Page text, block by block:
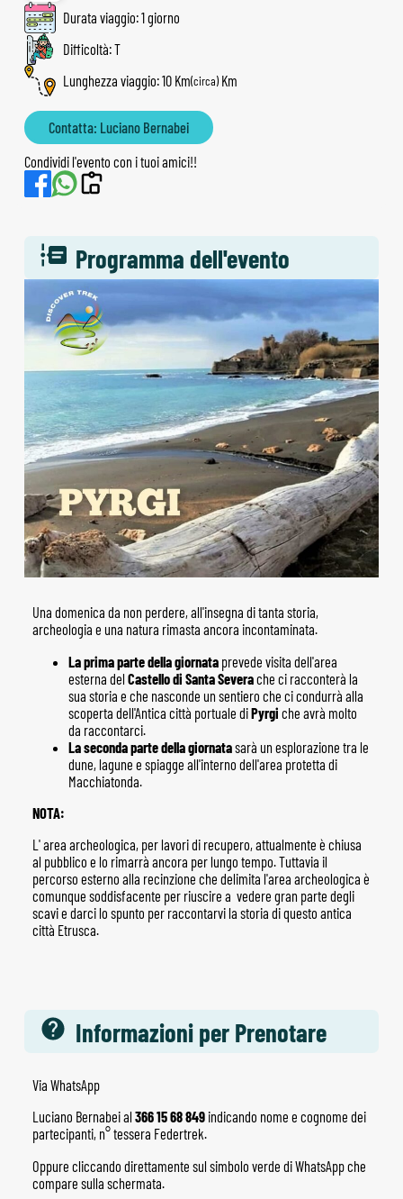
Programma dell'evento
Una domenica da non perdere, all'insegna di tanta storia,
archeologia e una natura rimasta ancora incontaminata.
La prima parte della giornataprevede visita dell'area
esterna del Castello di Santa Severache ci racconterà la
sua storia e che nasconde un sentiero che ci condurrà alla
scoperta dell'Antica città portuale diPyrgi che avrà molto
da raccontarci.
La seconda parte della giornatasarà un esplorazione tra le
dune, lagune e spiagge all'interno dell'area protetta di
Macchiatonda.
NOTA:
L' area archeologica, per lavori di recupero, attualmente è chiusa
al pubblico e lo rimarrà ancora per lungo tempo. Tuttavia il
percorso esterno alla recinzione che delimita l'area archeologica è
comunque soddisfacente per riuscire a vedere gran parte degli
scavi e darci lo spunto per raccontarvi la storia di questo antica
città Etrusca.
Informazioni per Prenotare
Via WhatsApp
Luciano Bernabei al 366 15 68 849 indicando nome e cognome dei
partecipanti, n° tessera Federtrek.
Oppure cliccando direttamente sul simbolo verde di WhatsApp che
compare sulla schermata.
Durata viaggio: 1 giorno
Difficoltà: T
Lunghezza viaggio: 10 Km(circa)
Contatta: Luciano Bernabei
Condividi l'evento con i tuoi amici!!